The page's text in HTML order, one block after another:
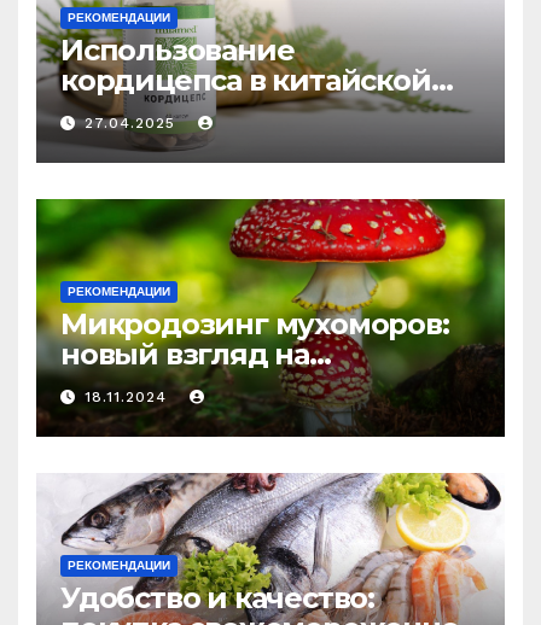
РЕКОМЕНДАЦИИ
Использование
кордицепса в китайской
медицине: природное
средство против усталости
и истощения
27.04.2025
РЕКОМЕНДАЦИИ
Микродозинг мухоморов:
новый взгляд на
психоделику
18.11.2024
РЕКОМЕНДАЦИИ
Удобство и качество: